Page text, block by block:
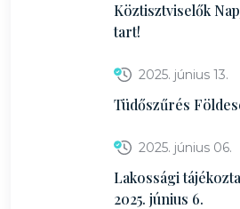
Köztisztviselők
tart!
2025. június 13.
Tüdőszűrés
2025. június 06.
Lakossági
2025. június 6.